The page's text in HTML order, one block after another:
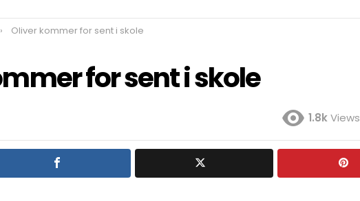
Oliver kommer for sent i skole
for sent i skole
1.8kViews